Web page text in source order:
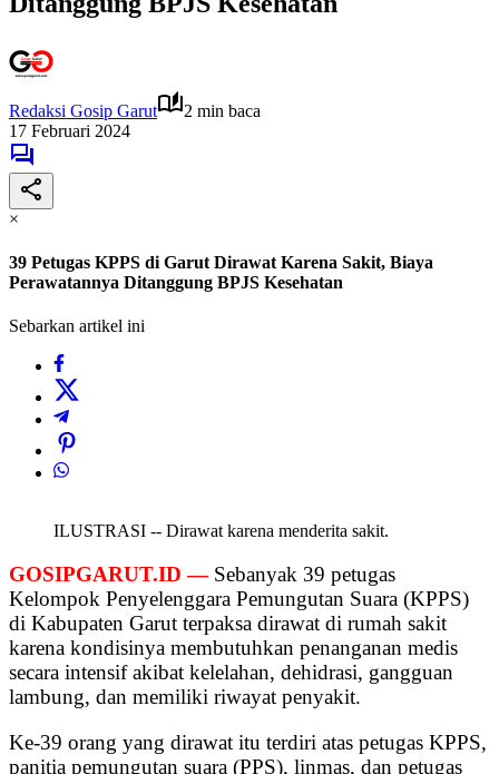
Redaksi Gosip Garut
2 min baca
17 Februari 2024
×
39 Petugas KPPS di Garut Dirawat Karena Sakit, Biaya
Perawatannya Ditanggung BPJS Kesehatan
Sebarkan artikel ini
ILUSTRASI -- Dirawat karena menderita sakit.
GOSIPGARUT.ID — Sebanyak 39 petugas
Kelompok Penyelenggara Pemungutan Suara (KPPS)
di Kabupaten Garut terpaksa dirawat di rumah sakit
karena kondisinya membutuhkan penanganan medis
secara intensif akibat kelelahan, dehidrasi, gangguan
lambung, dan memiliki riwayat penyakit.
Ke-39 orang yang dirawat itu terdiri atas petugas KPPS,
panitia pemungutan suara (PPS), linmas, dan petugas